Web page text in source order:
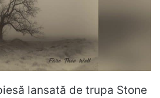
lansată de trupa Stone